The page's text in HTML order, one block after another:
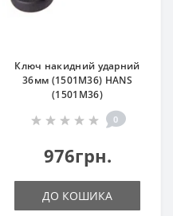
Ключ накидний ударний
36мм (1501M36) HANS
(1501M36)
0
976грн.
ДО КОШИКА